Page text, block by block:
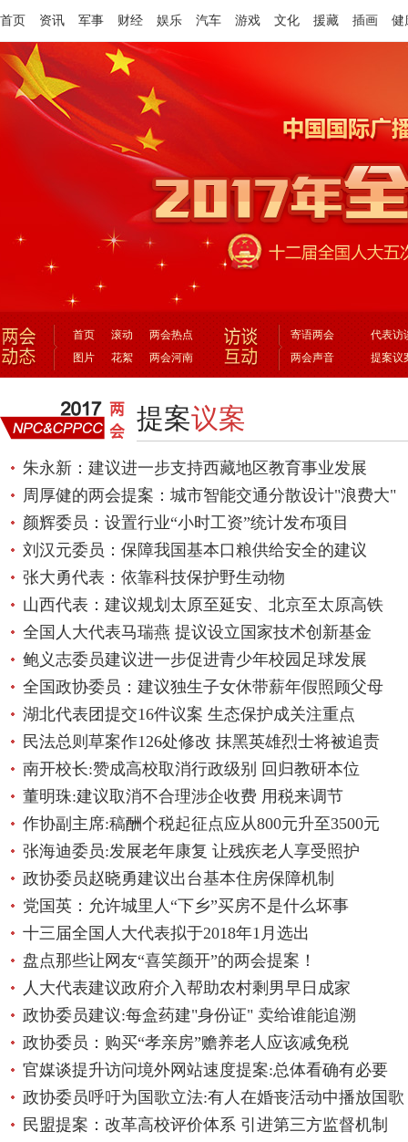
首页 资讯 军事 财经 娱乐 汽车 游戏 文化 援藏 插画 健
首页
图片
滚动
花絮
两会热点
两会河南
寄语两会
代表访
两会声音
提案议
提案议案
朱永新：建议进一步支持西藏地区教育事业发展
周厚健的两会提案：城市智能交通分散设计"浪费大"
颜辉委员：设置行业“小时工资”统计发布项目
刘汉元委员：保障我国基本口粮供给安全的建议
张大勇代表：依靠科技保护野生动物
山西代表：建议规划太原至延安、北京至太原高铁
全国人大代表马瑞燕 提议设立国家技术创新基金
鲍义志委员建议进一步促进青少年校园足球发展
全国政协委员：建议独生子女休带薪年假照顾父母
湖北代表团提交16件议案 生态保护成关注重点
民法总则草案作126处修改 抹黑英雄烈士将被追责
南开校长:赞成高校取消行政级别 回归教研本位
董明珠:建议取消不合理涉企收费 用税来调节
作协副主席:稿酬个税起征点应从800元升至3500元
张海迪委员:发展老年康复 让残疾老人享受照护
政协委员赵晓勇建议出台基本住房保障机制
党国英：允许城里人“下乡”买房不是什么坏事
十三届全国人大代表拟于2018年1月选出
盘点那些让网友“喜笑颜开”的两会提案！
人大代表建议政府介入帮助农村剩男早日成家
政协委员建议:每盒药建"身份证" 卖给谁能追溯
政协委员：购买“孝亲房”赡养老人应该减免税
官媒谈提升访问境外网站速度提案:总体看确有必要
政协委员呼吁为国歌立法:有人在婚丧活动中播放国歌
民盟提案：改革高校评价体系 引进第三方监督机制